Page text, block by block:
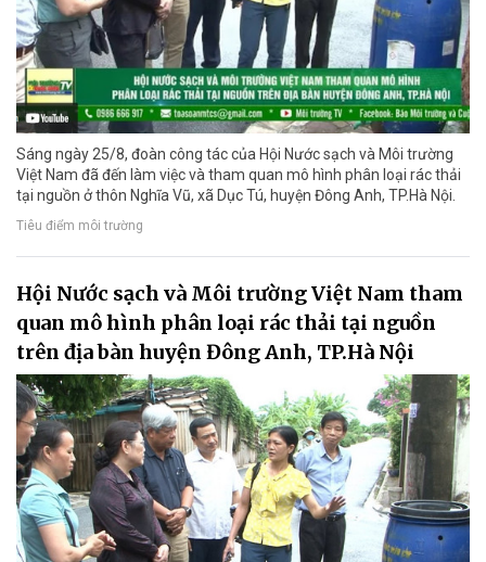
Sáng ngày 25/8, đoàn công tác của Hội Nước sạch và Môi trường
Việt Nam đã đến làm việc và tham quan mô hình phân loại rác thải
tại nguồn ở thôn Nghĩa Vũ, xã Dục Tú, huyện Đông Anh, TP.Hà Nội.
Tiêu điểm môi trường
Hội Nước sạch và Môi trường Việt Nam tham
quan mô hình phân loại rác thải tại nguồn
trên địa bàn huyện Đông Anh, TP.Hà Nội